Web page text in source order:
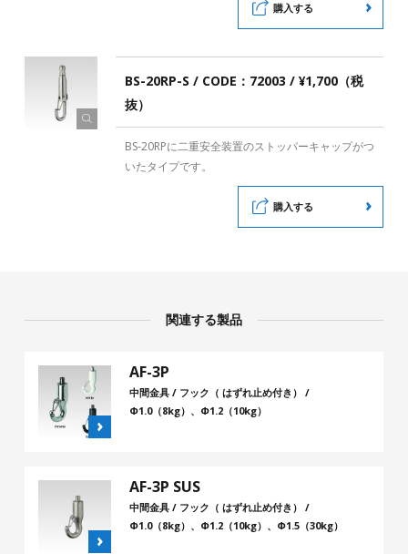
購入する
BS-20RP-S / CODE：72003 / ¥1,700（税
抜）
BS-20RPに二重安全装置のストッパーキャップがつ
いたタイプです。
購入する
関連する製品
AF-3P
中間金具 / フック（ はずれ止め付き） /
Φ1.0（8kg）、Φ1.2（10kg）
AF-3P SUS
中間金具 / フック（ はずれ止め付き） /
Φ1.0（8kg）、Φ1.2（10kg）、Φ1.5（30kg）